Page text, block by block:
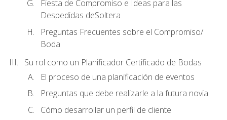
Fiesta de Compromiso e Ideas para las
Despedidas deSoltera
Preguntas Frecuentes sobre el Compromiso/
Boda
Su rol como un Planificador Certificado de Bodas
El proceso de una planificación de eventos
Preguntas que debe realizarle a la futura novia
Cómo desarrollar un perfil de cliente